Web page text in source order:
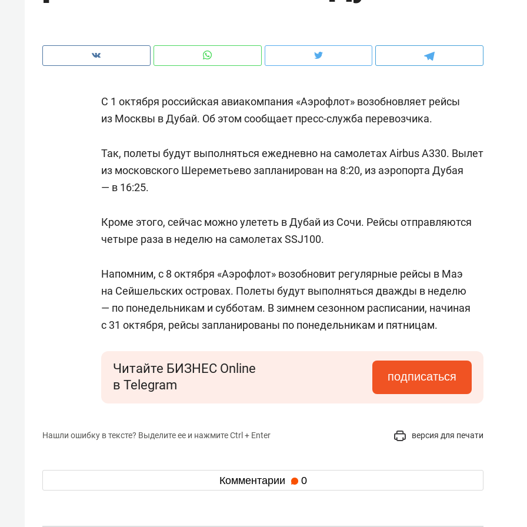
С 1 октября российская авиакомпания «Аэрофлот» возобновляет рейсы
из Москвы в Дубай. Об этом сообщает пресс-служба перевозчика.
Так, полеты будут выполняться ежедневно на самолетах Airbus A330. Вылет
из московского Шереметьево запланирован на 8:20, из аэропорта Дубая
— в 16:25.
Кроме этого, сейчас можно улететь в Дубай из Сочи. Рейсы отправляются
четыре раза в неделю на самолетах SSJ100.
Напомним, с 8 октября «Аэрофлот» возобновит регулярные рейсы в Маэ
на Сейшельских островах. Полеты будут выполняться дважды в неделю
— по понедельникам и субботам. В зимнем сезонном расписании, начиная
с 31 октября, рейсы запланированы по понедельникам и пятницам.
Читайте БИЗНЕС Online
в Telegram
подписаться
Нашли ошибку в тексте? Выделите ее и нажмите Ctrl + Enter версия для печати
Комментарии 0
Оставить шум за волной: как
строят тишину в казанском
Психотерапевт «Фороса»:
«Директорский невроз» –
свою сверхнагрузку
стрессом»
Дизайнер-прораб
для меня это